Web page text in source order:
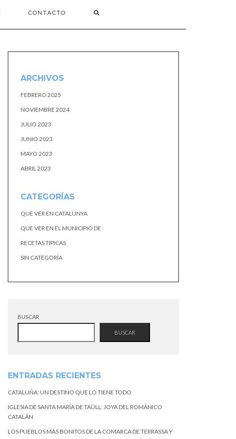
CONTACTO
ARCHIVOS
FEBRERO 2025
NOVIEMBRE 2024
JULIO 2023
JUNIO 2023
MAYO 2023
ABRIL 2023
CATEGORÍAS
QUE VER EN CATALUNYA
QUE VER EN EL MUNICIPIO DE
RECETAS TIPICAS
SIN CATEGORÍA
BUSCAR
BUSCAR
ENTRADAS RECIENTES
CATALUÑA: UN DESTINO QUE LO TIENE TODO
IGLESIA DE SANTA MARÍA DE TAÜLL: JOYA DEL ROMÁNICO
CATALÁN
LOS PUEBLOS MÁS BONITOS DE LA COMARCA DE TERRASSA Y